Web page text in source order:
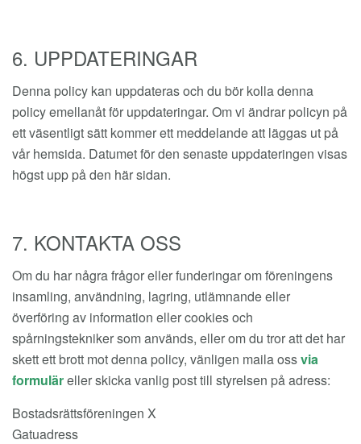
6. UPPDATERINGAR
Denna policy kan uppdateras och du bör kolla denna
policy emellanåt för uppdateringar. Om vi ändrar policyn på
ett väsentligt sätt kommer ett meddelande att läggas ut på
vår hemsida. Datumet för den senaste uppdateringen visas
högst upp på den här sidan.
7. KONTAKTA OSS
Om du har några frågor eller funderingar om föreningens
insamling, användning, lagring, utlämnande eller
överföring av information eller cookies och
spårningstekniker som används, eller om du tror att det har
skett ett brott mot denna policy, vänligen maila ossvia
formuläreller skicka vanlig post till styrelsen på adress:
Bostadsrättsföreningen X
Gatuadress